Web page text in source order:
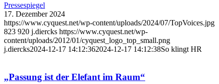
Pressespiegel
17. Dezember 2024
https://www.cyquest.net/wp-content/uploads/2024/07/TopVoices.jpg
823 920 j.diercks https://www.cyquest.net/wp-
content/uploads/2012/01/cyquest_logo_top_small.png
j.diercks2024-12-17 14:12:362024-12-17 14:12:38So klingt HR
„Passung ist der Elefant im Raum“